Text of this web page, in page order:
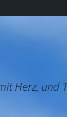
Herz, und